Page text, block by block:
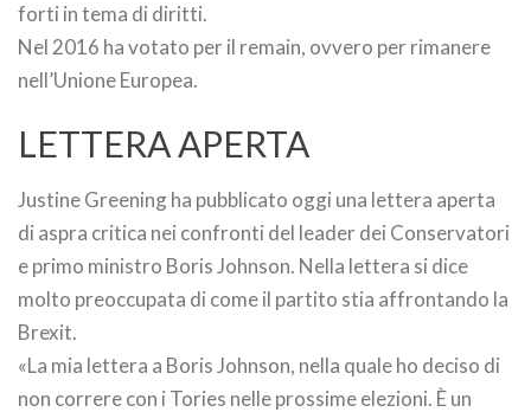
forti in tema di diritti.
Nel 2016 ha votato per il remain, ovvero per rimanere
nell’Unione Europea.
LETTERA APERTA
Justine Greening ha pubblicato oggi una lettera aperta
di aspra critica nei confronti del leader dei Conservatori
e primo ministro Boris Johnson. Nella lettera si dice
molto preoccupata di come il partito stia affrontando la
Brexit.
«La mia lettera a Boris Johnson, nella quale ho deciso di
non correre con i Tories nelle prossime elezioni. È un